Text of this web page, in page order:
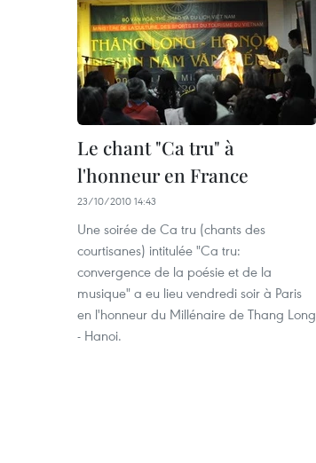
Le chant "Ca tru" à
l'honneur en France
23/10/2010 14:43
Une soirée de Ca tru (chants des
courtisanes) intitulée "Ca tru:
convergence de la poésie et de la
musique" a eu lieu vendredi soir à Paris
en l'honneur du Millénaire de Thang Long
- Hanoi.